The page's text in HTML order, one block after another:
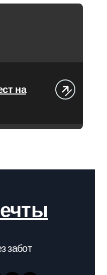
на
забот